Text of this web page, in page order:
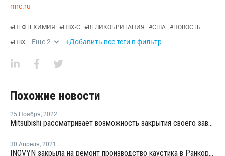
mrc.ru
#НЕФТЕХИМИЯ #ПВХ-С #ВЕЛИКОБРИТАНИЯ #США #НОВОСТЬ
#ПВХ Еще2 +Добавить все теги в фильтр
Похожие новости
25 Ноября, 2022
Mitsubishi рассматривает возможность закрытия своего завода MMA в Великобритании
30 Апреля, 2021
INOVYN закрыла на ремонт производство каустика в Ранкорне